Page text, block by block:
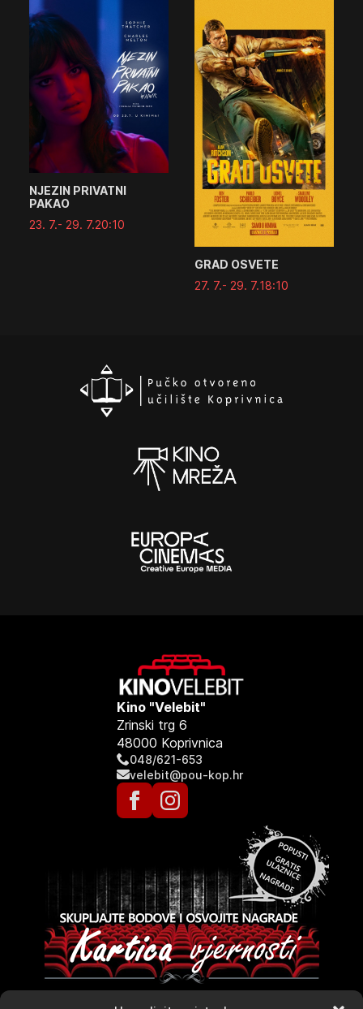
NJEZIN PRIVATNI
PAKAO
23. 7.- 29. 7.20:10
GRAD OSVETE
27. 7.- 29. 7.18:10
Kino "Velebit"
Zrinski trg 6
48000 Koprivnica
048/621-653
velebit@pou-kop.hr